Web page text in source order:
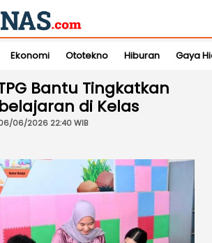
Ekonomi Ototekno Hiburan Gaya
Bantu Tingkatkan
di Kelas
06/06/2026 22:40 WIB